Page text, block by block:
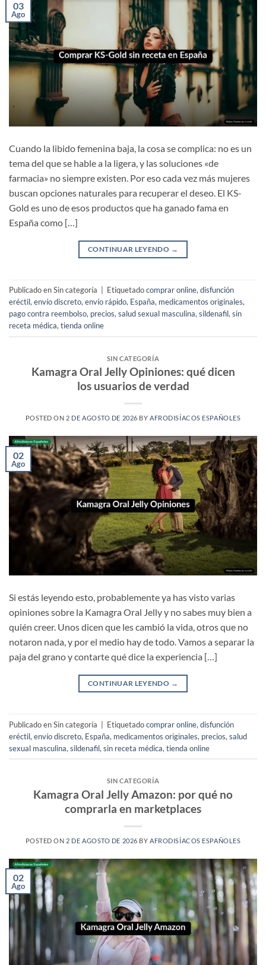
03
Ago
Cuando la libido femenina baja, la cosa se complica: no es un
tema del que se hable a la ligera, y las soluciones «de
farmacia» no siempre existen. Por eso cada vez más mujeres
buscan opciones naturales para recuperar el deseo. El KS-
Gold es uno de esos productos que ha ganado fama en
España como […]
CONTINUAR LEYENDO →
Publicado en Sin categoría Etiquetadocomprar online, disfunción
eréctil, envío discreto, envío rápido, España, medicamentos originales,
pago contra reembolso, precios, salud sexual masculina, sildenafil, sin
receta médica, tienda online
SIN CATEGORÍA
Kamagra Oral Jelly Opiniones: qué dicen
los usuarios de verdad
POSTED ON 2 DE AGOSTO DE 2026 BYAFRODISÍACOS ESPAÑOLES
02
Ago
Si estás leyendo esto, probablemente ya has visto varias
opiniones sobre la Kamagra Oral Jelly y no sabes muy bien a
quién creer. Unos dicen que les cambió la vida, otros que no
notaron nada, y por el medio hay de todo. Vamos a separar la
paja del grano y contarte qué dice la experiencia […]
CONTINUAR LEYENDO →
Publicado en Sin categoría Etiquetadocomprar online, disfunción
eréctil, envío discreto, España, medicamentos originales, precios, salud
sexual masculina, sildenafil, sin receta médica, tienda online
SIN CATEGORÍA
Kamagra Oral Jelly Amazon: por qué no
comprarla en marketplaces
POSTED ON 2 DE AGOSTO DE 2026 BYAFRODISÍACOS ESPAÑOLES
02
Ago